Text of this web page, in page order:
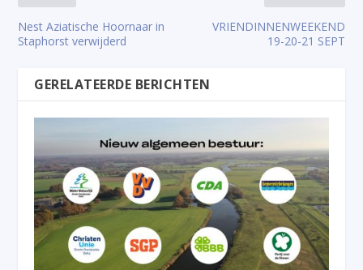
Nest Aziatische Hoornaar in
Staphorst verwijderd
VRIENDINNENWEEKEND
19-20-21 SEPT
GERELATEERDE BERICHTEN